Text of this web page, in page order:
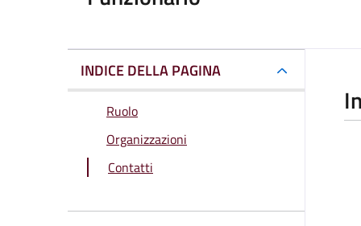
INDICE DELLA PAGINA
Ruolo
Organizzazioni
Contatti